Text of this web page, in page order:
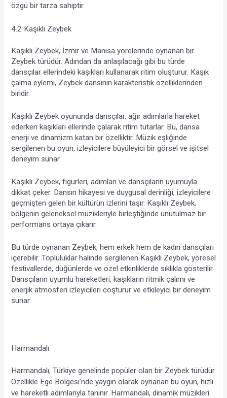
özgü bir tarza sahiptir.
4.2 Kaşıklı Zeybek
Kaşıklı Zeybek, İzmir ve Manisa yörelerinde oynanan bir
Zeybek türüdür. Adından da anlaşılacağı gibi bu türde
dansçılar ellerindeki kaşıkları kullanarak ritim oluşturur. Kaşık
çalma eylemi, Zeybek dansının karakteristik özelliklerinden
biridir.
Kaşıklı Zeybek oyununda dansçılar, ağır adımlarla hareket
ederken kaşıkları ellerinde çalarak ritim tutarlar. Bu, dansa
enerji ve dinamizm katan bir özelliktir. Müzik eşliğinde
sergilenen bu oyun, izleyicilere büyüleyici bir görsel ve işitsel
deneyim sunar.
Kaşıklı Zeybek, figürleri, adımları ve dansçıların uyumuyla
dikkat çeker. Dansın hikayesi ve duygusal derinliği, izleyicilere
geçmişten gelen bir kültürün izlerini taşır. Kaşıklı Zeybek,
bölgenin geleneksel müzikleriyle birleştiğinde unutulmaz bir
performans ortaya çıkarır.
Bu türde oynanan Zeybek, hem erkek hem de kadın dansçıları
içerebilir. Topluluklar halinde sergilenen Kaşıklı Zeybek, yöresel
festivallerde, düğünlerde ve özel etkinliklerde sıklıkla gösterilir.
Dansçıların uyumlu hareketleri, kaşıkların ritmik çalımı ve
enerjik atmosferi izleyicileri coşturur ve etkileyici bir deneyim
sunar.
Harmandalı
Harmandalı, Türkiye genelinde popüler olan bir Zeybek türüdür.
Özellikle Ege Bölgesi’nde yaygın olarak oynanan bu oyun, hızlı
ve hareketli adımlarıyla tanınır. Harmandalı, dinamik müzikleri